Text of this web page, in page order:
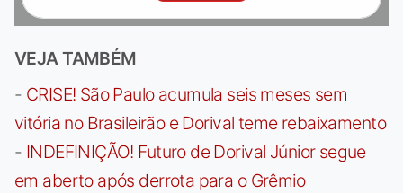
VEJA TAMBÉM
- CRISE! São Paulo acumula seis meses sem
vitória no Brasileirão e Dorival teme rebaixamento
- INDEFINIÇÃO! Futuro de Dorival Júnior segue
em aberto após derrota para o Grêmio